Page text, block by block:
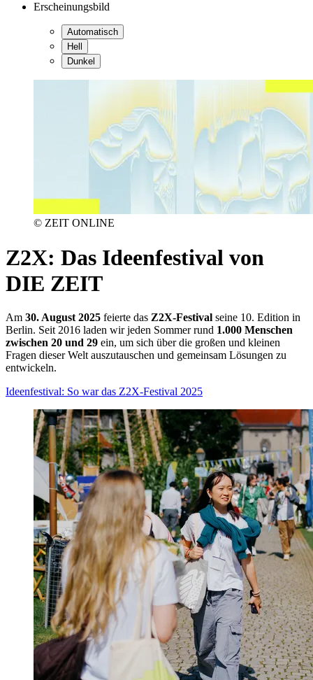
Erscheinungsbild
Automatisch
Hell
Dunkel
© ZEIT ONLINE
Z2X: Das Ideenfestival von
DIE ZEIT
Am 30. August 2025 feierte das Z2X-Festival seine 10. Edition in
Berlin. Seit 2016 laden wir jeden Sommer rund 1.000 Menschen
zwischen 20 und 29 ein, um sich über die großen und kleinen
Fragen dieser Welt auszutauschen und gemeinsam Lösungen zu
entwickeln.
Ideenfestival: So war das Z2X-Festival 2025